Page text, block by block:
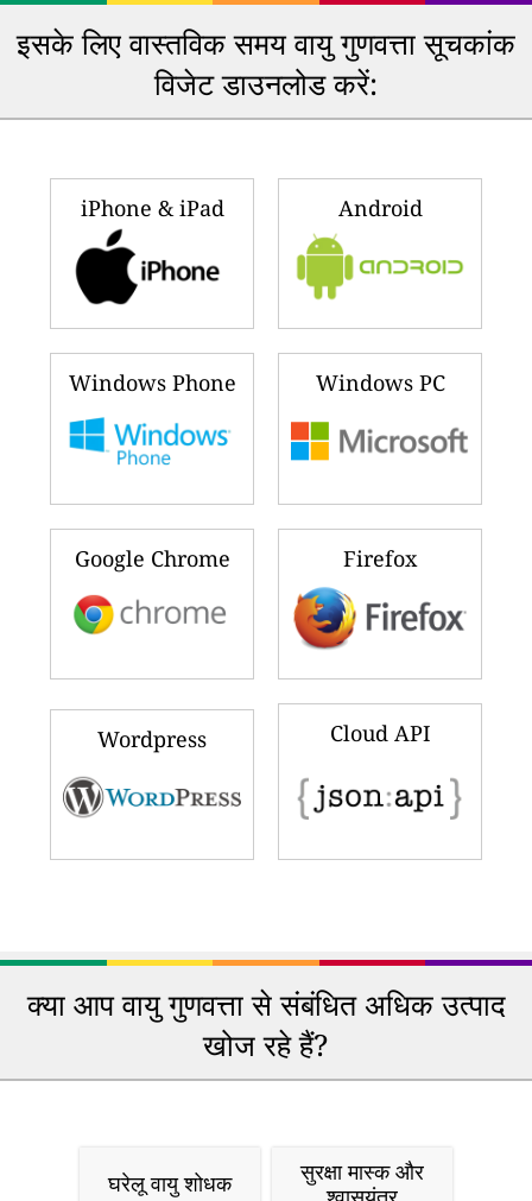
इसके लिए वास्तविक समय वायु गुणवत्ता सूचकांक
विजेट डाउनलोड करें:
iPhone & iPad Android
Windows Phone Windows PC
Google Chrome Firefox
Wordpress Cloud API
क्या आप वायु गुणवत्ता से संबंधित अधिक उत्पाद
खोज रहे हैं?
घरेलू वायु शोधक
सुरक्षा मास्क और